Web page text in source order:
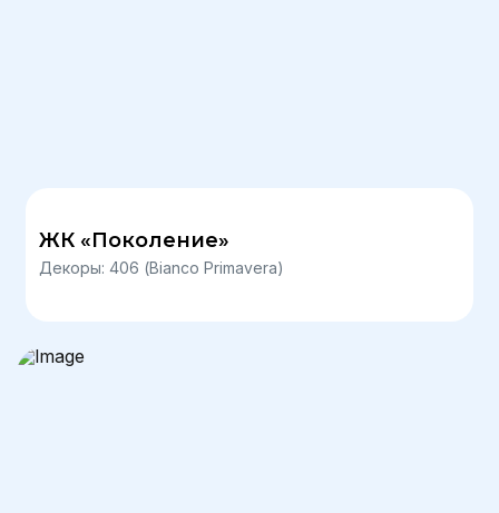
ЖК «Поколение»
Декоры: 406 (Bianco Primavera)